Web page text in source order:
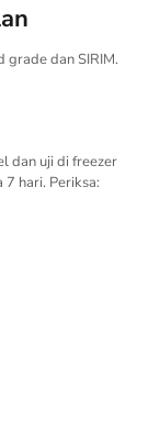
grade dan SIRIM.
dan uji di freezer
hari. Periksa: